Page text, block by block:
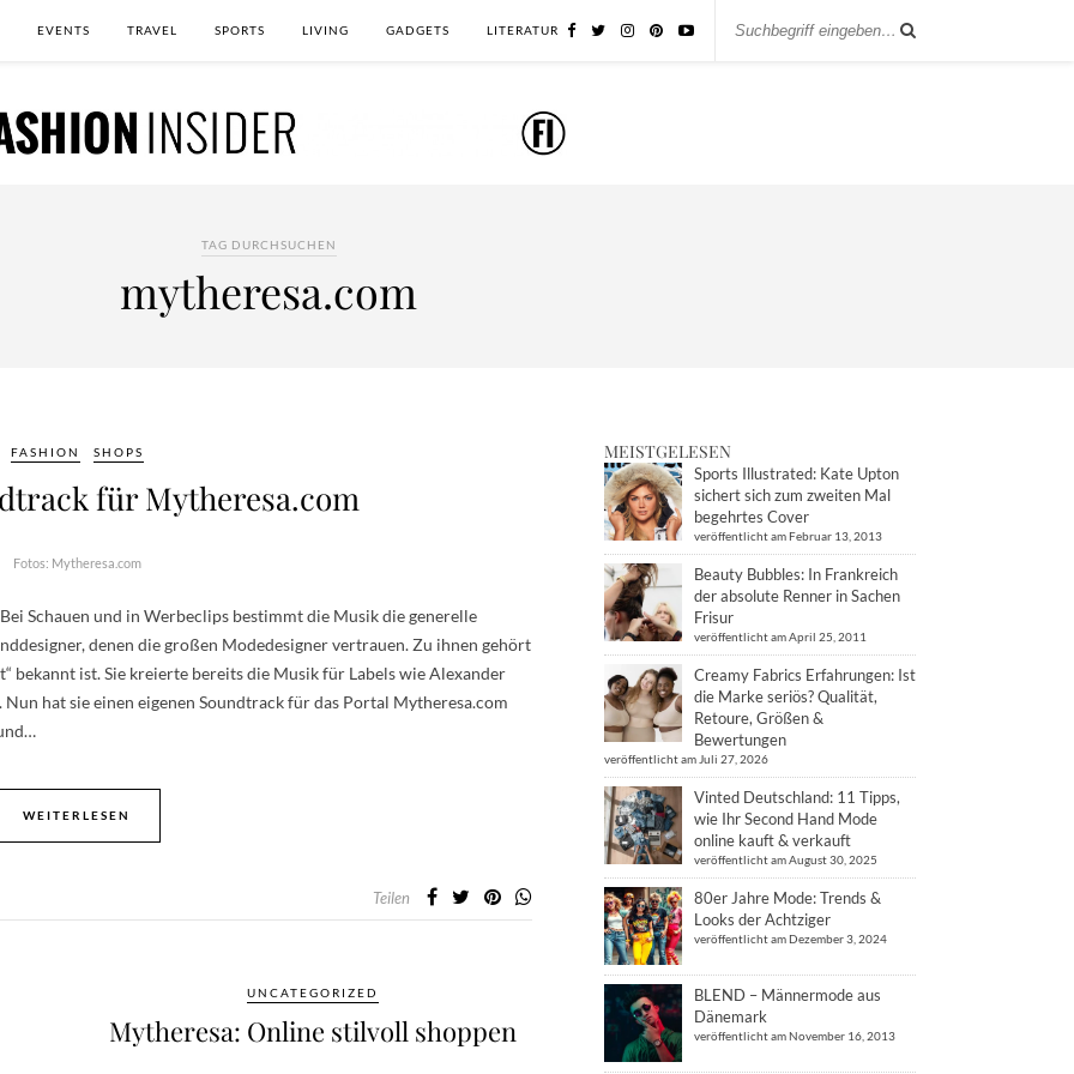
EVENTS TRAVEL SPORTS LIVING GADGETS LITERATUR
TAG DURCHSUCHEN
mytheresa.com
FASHION SHOPS
für Mytheresa.com
Fotos: Mytheresa.com
Schauen und in Werbeclips bestimmt die Musik die generelle
denen die großen Modedesigner vertrauen. Zu ihnen gehört
bekannt ist. Sie kreierte bereits die Musik für Labels wie Alexander
hat sie einen eigenen Soundtrack für das Portal Mytheresa.com
WEITERLESEN
Teilen
UNCATEGORIZED
Mytheresa: Online stilvoll shoppen
MEISTGELESEN
Sports Illustrated: Kate Upton
sichert sich zum zweiten Mal
begehrtes Cover
veröffentlicht am Februar 13, 2013
Beauty Bubbles: In Frankreich
der absolute Renner in Sachen
Frisur
veröffentlicht am April 25, 2011
Creamy Fabrics Erfahrungen: Ist
die Marke seriös? Qualität,
Retoure, Größen &
Bewertungen
veröffentlicht am Juli 27, 2026
Vinted Deutschland: 11 Tipps,
wie Ihr Second Hand Mode
online kauft & verkauft
veröffentlicht am August 30, 2025
80er Jahre Mode: Trends &
Looks der Achtziger
veröffentlicht am Dezember 3, 2024
BLEND – Männermode aus
Dänemark
veröffentlicht am November 16, 2013